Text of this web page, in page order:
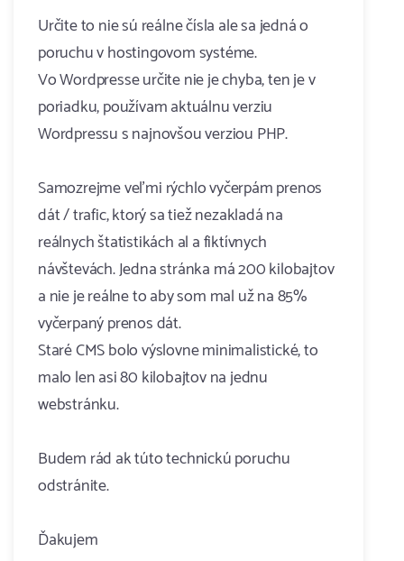
Určite to nie sú reálne čísla ale sa jedná o
poruchu v hostingovom systéme.
Vo Wordpresse určite nie je chyba, ten je v
poriadku, používam aktuálnu verziu
Wordpressu s najnovšou verziou PHP.
Samozrejme veľmi rýchlo vyčerpám prenos
dát / trafic, ktorý sa tiež nezakladá na
reálnych štatistikách al a fiktívnych
návštevách. Jedna stránka má 200 kilobajtov
a nie je reálne to aby som mal už na 85%
vyčerpaný prenos dát.
Staré CMS bolo výslovne minimalistické, to
malo len asi 80 kilobajtov na jednu
webstránku.
Budem rád ak túto technickú poruchu
odstránite.
Ďakujem